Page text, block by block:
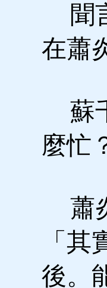
聞
在蕭
蘇
麼忙
蕭
「
後。